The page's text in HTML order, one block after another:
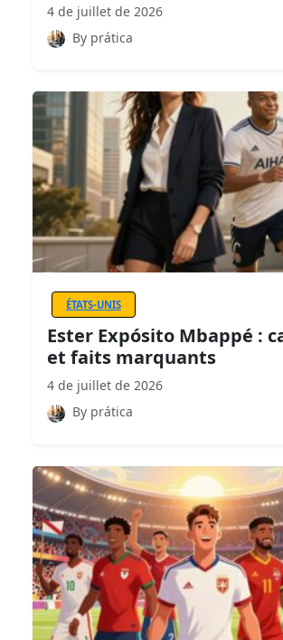
4 de juillet de 2026
By prática
ÉTATS-UNIS
Ester Expósito Mbappé :
et faits marquants
4 de juillet de 2026
By prática